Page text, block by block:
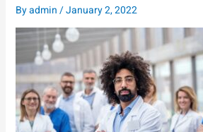
Byadmin/January 2, 2022